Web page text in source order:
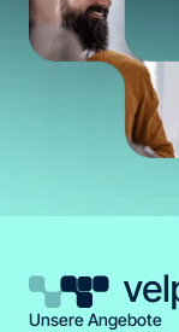
Unsere Angebote